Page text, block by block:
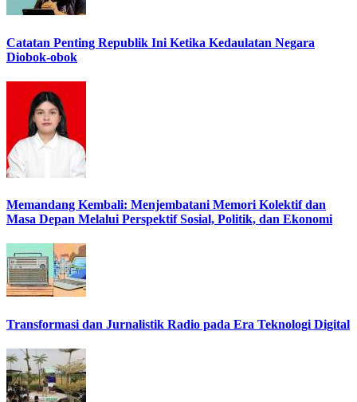
Catatan Penting Republik Ini Ketika Kedaulatan Negara
Diobok-obok
Memandang Kembali: Menjembatani Memori Kolektif dan
Masa Depan Melalui Perspektif Sosial, Politik, dan Ekonomi
Transformasi dan Jurnalistik Radio pada Era Teknologi Digital